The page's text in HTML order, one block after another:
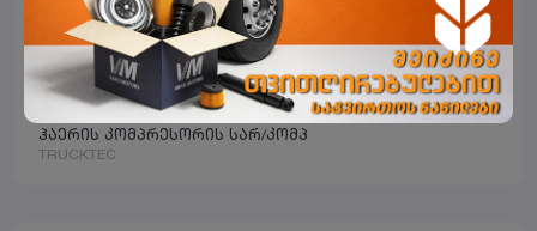
ჰაერის კომპრესორის სარ/კომპ
TRUCKTEC